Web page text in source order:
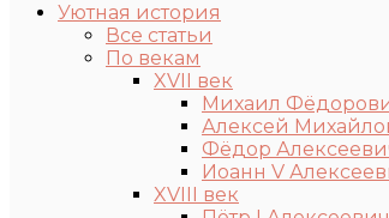
Уютная история
Все статьи
По векам
XVII век
Михаил
Алексей
Фёдор
Иоанн V
XVIII век